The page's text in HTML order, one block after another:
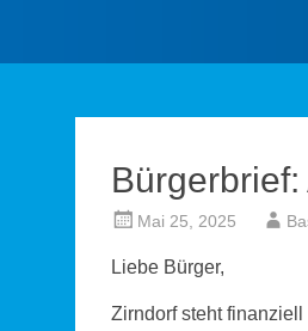
Mai 25, 2025
Liebe Bürger,
Zirndorf steht